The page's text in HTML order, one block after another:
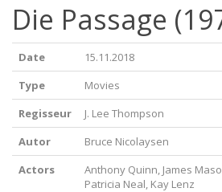
Die Passage
Date
15.11.2018
Type
Movies
Regisseur
J. Lee Thompson
Autor
Bruce Nicolaysen
Actors
Anthony Quinn, James
Patricia Neal, Kay Lenz